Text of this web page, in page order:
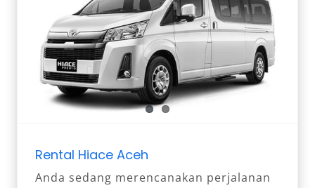
Rental Hiace Aceh
Anda sedang merencanakan perjalanan